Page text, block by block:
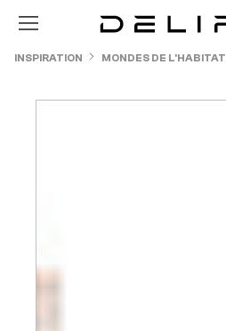
Passer au contenu principal
INSPIRATION MONDES DE L'HABITAT